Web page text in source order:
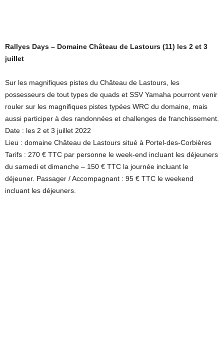
Rallyes Days – Domaine Château de Lastours (11) les 2 et 3
juillet
Sur les magnifiques pistes du Château de Lastours, les
possesseurs de tout types de quads et SSV Yamaha pourront venir
rouler sur les magnifiques pistes typées WRC du domaine, mais
aussi participer à des randonnées et challenges de franchissement.
Date : les 2 et 3 juillet 2022
Lieu : domaine Château de Lastours situé à Portel-des-Corbières
Tarifs : 270 € TTC par personne le week-end incluant les déjeuners
du samedi et dimanche – 150 € TTC la journée incluant le
déjeuner. Passager / Accompagnant : 95 € TTC le weekend
incluant les déjeuners.